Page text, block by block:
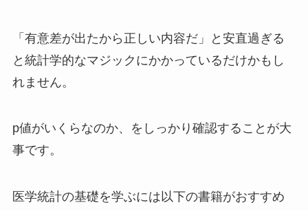
「有意差が出たから正しい内容だ」と安直過ぎる
と統計学的なマジックにかかっているだけかもし
れません。
p値がいくらなのか、をしっかり確認することが大
事です。
医学統計の基礎を学ぶには以下の書籍がおすすめ